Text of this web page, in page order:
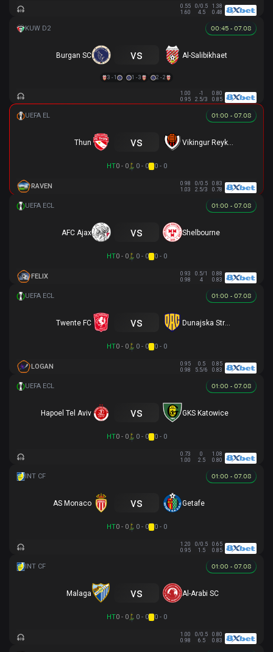
0.55 0/0.5
1.38
1.60
4.5 0.48
00:45 - 07.08
Burgan SC vs Al-Salibikhaet
3 - 1 1 - 3 2 - 2
1.00 -1
0.80
0.95
2.5/3 0.85
01:00 - 07.08
Thun vs Vikingur Reykjavik
HT0 - 0 0 - 0 0 - 0
RAVEN 0.98 0/0.5
0.83
1.03
2.5/3 0.78
01:00 - 07.08
AFC Ajax vs Shelbourne
HT0 - 0 0 - 0 0 - 0
FELIX 0.93 0.5/1
0.88
0.98
4 0.83
01:00 - 07.08
Twente FC vs Dunajska Streda
HT0 - 0 0 - 0 0 - 0
LOGAN 0.95 0.5
0.85
0.98
5.5/6 0.83
01:00 - 07.08
Hapoel Tel Aviv vs GKS Katowice
HT0 - 0 0 - 0 0 - 0
0.73 0
1.08
1.00
2.5 0.80
01:00 - 07.08
AS Monaco vs Getafe
HT0 - 0 0 - 0 0 - 0
1.20 0/0.5
0.65
0.95
1.5 0.85
01:00 - 07.08
Malaga vs Al-Arabi SC
HT0 - 0 0 - 0 0 - 0
1.00 0/0.5
0.80
0.98
6.5 0.83